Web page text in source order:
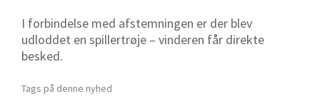
I forbindelse med afstemningen er der blev
udloddet en spillertrøje – vinderen får direkte
besked.
Tags på denne nyhed